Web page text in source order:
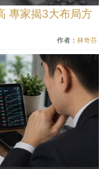
專家揭3大布局方
作者： 林奇芬